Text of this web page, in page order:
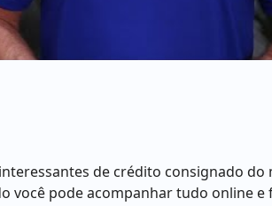
de crédito consignado do
você pode acompanhar tudo online e